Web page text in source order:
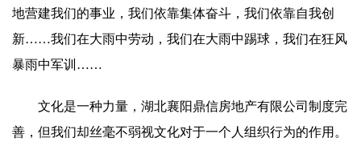
地营建我们的事业，我们依靠集体奋斗，我们依靠自我创
新……我们在大雨中劳动，我们在大雨中踢球，我们在狂风
暴雨中军训……
文化是一种力量，湖北襄阳鼎信房地产有限公司制度完
善，但我们却丝毫不弱视文化对于一个人组织行为的作用。